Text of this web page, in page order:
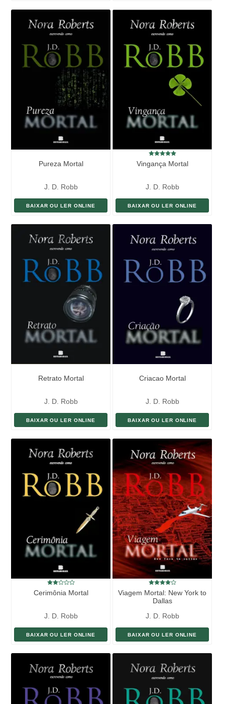
Pureza Mortal
J. D. Robb
BAIXAR OU LER ONLINE
Vingança Mortal
J. D. Robb
BAIXAR OU LER ONLINE
Retrato Mortal
J. D. Robb
BAIXAR OU LER ONLINE
Criacao Mortal
J. D. Robb
BAIXAR OU LER ONLINE
Cerimônia Mortal
J. D. Robb
BAIXAR OU LER ONLINE
Viagem Mortal: New York to
Dallas
J. D. Robb
BAIXAR OU LER ONLINE